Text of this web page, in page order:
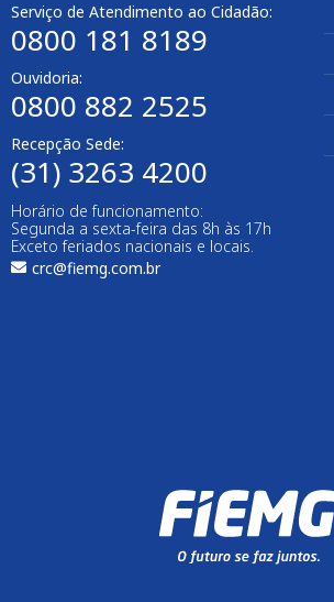
Serviço de Atendimento ao Cidadão:
0800 181 8189
Ouvidoria:
0800 882 2525
Recepção Sede:
(31) 3263 4200
Horário de funcionamento:
Segunda a sexta-feira das 8h às 17h
Exceto feriados nacionais e locais.
crc@fiemg.com.br